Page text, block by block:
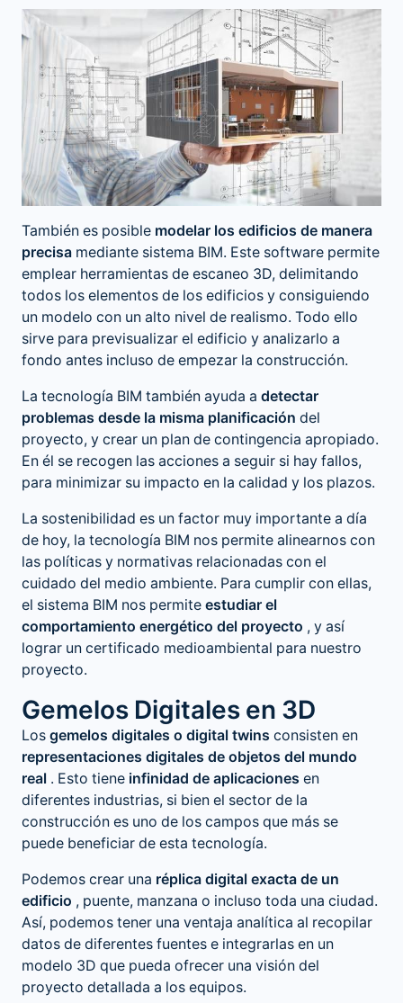
También es posible modelar los edificios de manera
precisa mediante sistema BIM. Este software permite
emplear herramientas de escaneo 3D, delimitando
todos los elementos de los edificios y consiguiendo
un modelo con un alto nivel de realismo. Todo ello
sirve para previsualizar el edificio y analizarlo a
fondo antes incluso de empezar la construcción.
La tecnología BIM también ayuda a detectar
problemas desde la misma planificación del
proyecto, y crear un plan de contingencia apropiado.
En él se recogen las acciones a seguir si hay fallos,
para minimizar su impacto en la calidad y los plazos.
La sostenibilidad es un factor muy importante a día
de hoy, la tecnología BIM nos permite alinearnos con
las políticas y normativas relacionadas con el
cuidado del medio ambiente. Para cumplir con ellas,
el sistema BIM nos permite estudiar el
comportamiento energético del proyecto , y así
lograr un certificado medioambiental para nuestro
proyecto.
Gemelos Digitales en 3D
Los gemelos digitales o digital twins consisten en
representaciones digitales de objetos del mundo
real . Esto tiene infinidad de aplicaciones en
diferentes industrias, si bien el sector de la
construcción es uno de los campos que más se
puede beneficiar de esta tecnología.
Podemos crear una réplica digital exacta de un
edificio , puente, manzana o incluso toda una ciudad.
Así, podemos tener una ventaja analítica al recopilar
datos de diferentes fuentes e integrarlas en un
modelo 3D que pueda ofrecer una visión del
proyecto detallada a los equipos.